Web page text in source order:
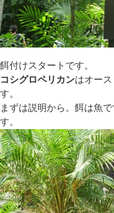
餌付けスタートです。
コシグロペリカンはオー
す。
まずは説明から。餌は魚
す。